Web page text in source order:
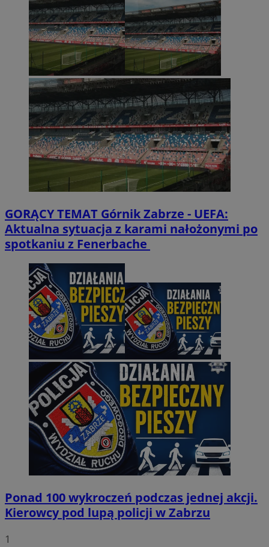
GORĄCY TEMAT Górnik Zabrze - UEFA:
Aktualna sytuacja z karami nałożonymi po
spotkaniu z Fenerbache
Ponad 100 wykroczeń podczas jednej akcji.
Kierowcy pod lupą policji w Zabrzu
1